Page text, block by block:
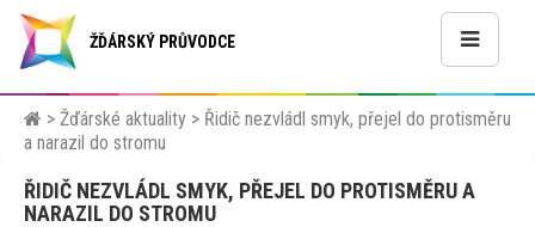
ŽĎÁRSKÝ PRŮVODCE
> Žďárské aktuality > Řidič nezvládl smyk, přejel do protisměru
a narazil do stromu
ŘIDIČ NEZVLÁDL SMYK, PŘEJEL DO PROTISMĚRU A
NARAZIL DO STROMU